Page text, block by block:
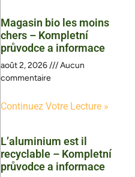
Magasin bio les moins
chers – Kompletní
průvodce a informace
août 2, 2026
Aucun
commentaire
Continuez Votre Lecture »
L’aluminium est il
recyclable – Kompletní
průvodce a informace